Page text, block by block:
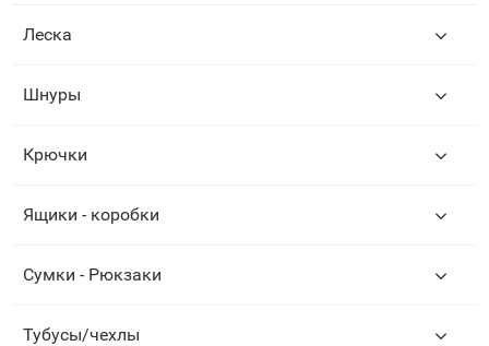
Леска
Шнуры
Крючки
Ящики - коробки
Сумки - Рюкзаки
Тубусы/чехлы